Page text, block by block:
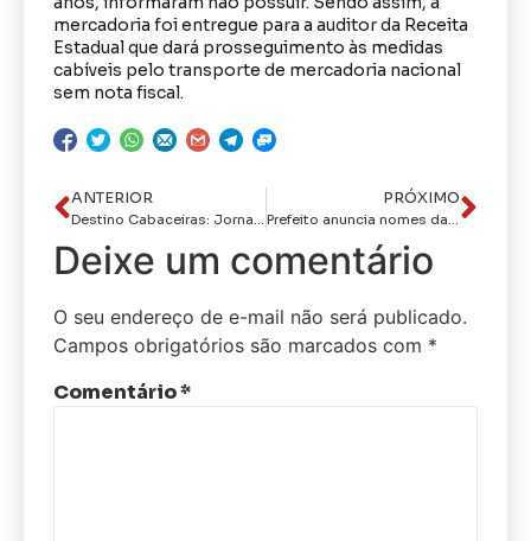
mercadoria foi entregue para a auditor da Receita
Estadual que dará prosseguimento às medidas
cabíveis pelo transporte de mercadoria nacional
sem nota fiscal.
ANTERIOR
Destino Cabaceiras: Jornalistas, Influenciadores e guias conhecem a cultura e alegria da Festa do Bode Rei
PRÓXIMO
Prefeito anuncia nomes das 24 crianças selecionadas para etapa nacional do Balé Bolshoi
Deixe um comentário
O seu endereço de e-mail não será publicado.
Campos obrigatórios são marcados com *
Comentário*